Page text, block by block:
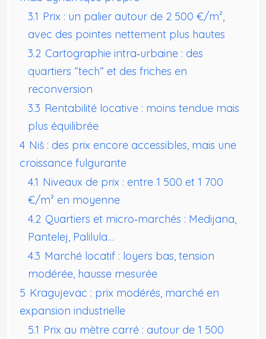
3.1 Prix : un palier autour de 2 500 €/m²,
avec des pointes nettement plus hautes
3.2 Cartographie intra‑urbaine : des
quartiers “tech” et des friches en
reconversion
3.3 Rentabilité locative : moins tendue mais
plus équilibrée
4 Niš : des prix encore accessibles, mais une
croissance fulgurante
4.1 Niveaux de prix : entre 1 500 et 1 700
€/m² en moyenne
4.2 Quartiers et micro‑marchés : Medijana,
Pantelej, Palilula…
4.3 Marché locatif : loyers bas, tension
modérée, hausse mesurée
5 Kragujevac : prix modérés, marché en
expansion industrielle
5.1 Prix au mètre carré : autour de 1 500